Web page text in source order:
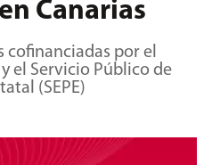
Canarias
cofinanciadas por el
el Servicio Público de
(SEPE)